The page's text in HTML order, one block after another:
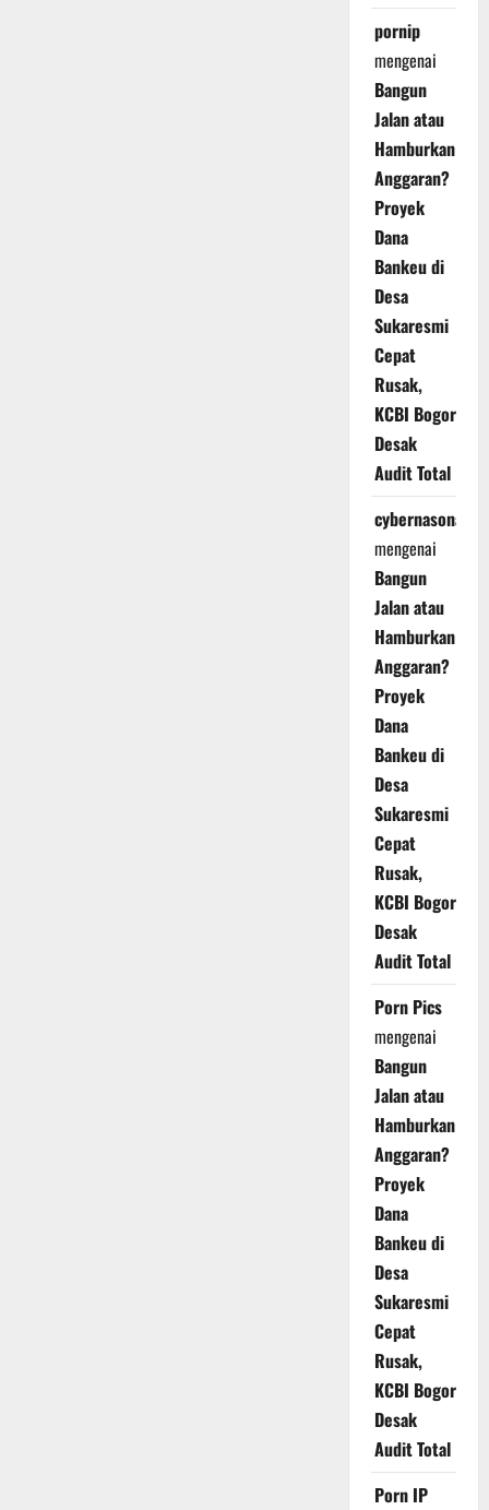
pornip
mengenai
Bangun
Jalan atau
Hamburkan
Anggaran?
Proyek
Dana
Bankeu di
Desa
Sukaresmi
Cepat
Rusak,
KCBI Bogor
Desak
Audit Total
cybernasonal
mengenai
Bangun
Jalan atau
Hamburkan
Anggaran?
Proyek
Dana
Bankeu di
Desa
Sukaresmi
Cepat
Rusak,
KCBI Bogor
Desak
Audit Total
Porn Pics
mengenai
Bangun
Jalan atau
Hamburkan
Anggaran?
Proyek
Dana
Bankeu di
Desa
Sukaresmi
Cepat
Rusak,
KCBI Bogor
Desak
Audit Total
Porn IP